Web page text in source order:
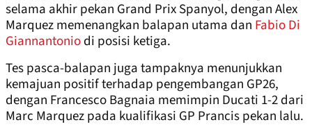
selama akhir pekan Grand Prix Spanyol, dengan Alex
Marquez memenangkan balapan utama dan Fabio Di
Giannantoniodi posisi ketiga.
Tes pasca-balapan juga tampaknya menunjukkan
kemajuan positif terhadap pengembangan GP26,
dengan Francesco Bagnaia memimpin Ducati 1-2 dari
Marc Marquez pada kualifikasi GP Prancis pekan lalu.